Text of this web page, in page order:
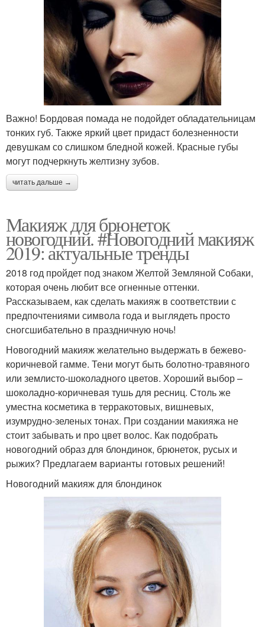
Важно! Бордовая помада не подойдет обладательницам
тонких губ. Также яркий цвет придаст болезненности
девушкам со слишком бледной кожей. Красные губы
могут подчеркнуть желтизну зубов.
читать дальше →
Макияж для брюнеток
новогодний. #Новогодний макияж
2019: актуальные тренды
2018 год пройдет под знаком Желтой Земляной Собаки,
которая очень любит все огненные оттенки.
Рассказываем, как сделать макияж в соответствии с
предпочтениями символа года и выглядеть просто
сногсшибательно в праздничную ночь!
Новогодний макияж желательно выдержать в бежево-
коричневой гамме. Тени могут быть болотно-травяного
или землисто-шоколадного цветов. Хороший выбор –
шоколадно-коричневая тушь для ресниц. Столь же
уместна косметика в терракотовых, вишневых,
изумрудно-зеленых тонах. При создании макияжа не
стоит забывать и про цвет волос. Как подобрать
новогодний образ для блондинок, брюнеток, русых и
рыжих? Предлагаем варианты готовых решений!
Новогодний макияж для блондинок